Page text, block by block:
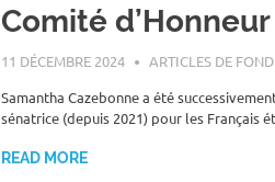
Comité
11 DÉCEMBRE 2024 ROGER LAHANA
ARTICLES DE FOND
Samantha Cazebonne a été
sénatrice (depuis 2021) pour les Français
READ MORE